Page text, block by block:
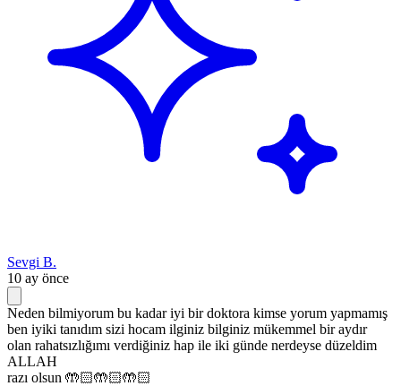
Sevgi B.
10 ay önce
Neden bilmiyorum bu kadar iyi bir doktora kimse yorum yapmamış
ben iyiki tanıdım sizi hocam ilginiz bilginiz mükemmel bir aydır
olan rahatsızlığımı verdiğiniz hap ile iki günde nerdeyse düzeldim
ALLAH
razı olsun 🤲🏻🤲🏻🤲🏻